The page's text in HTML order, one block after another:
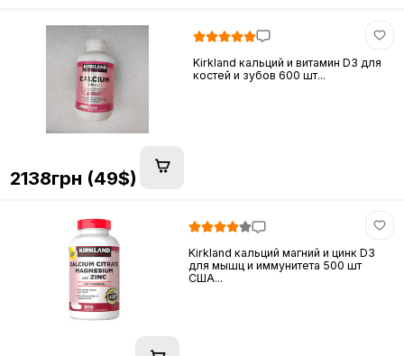
Kirkland кальций и витамин D3 для
костей и зубов 600 шт...
2138грн (49$)
Kirkland кальций магний и цинк D3
для мышц и иммунитета 500 шт
США...